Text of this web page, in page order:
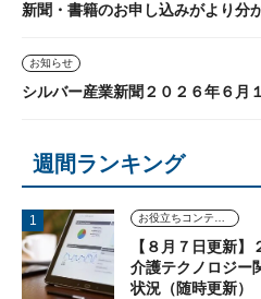
新聞・書籍のお申し込みがより分
お知らせ
シルバー産業新聞２０２６年６月
週間ランキング
お役立ちコンテンツ
【８月７日更新
介護テクノロジ
状況（随時更新）